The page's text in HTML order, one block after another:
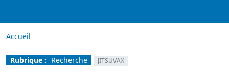
Accueil
Rubrique : Recherche JITSUVAX